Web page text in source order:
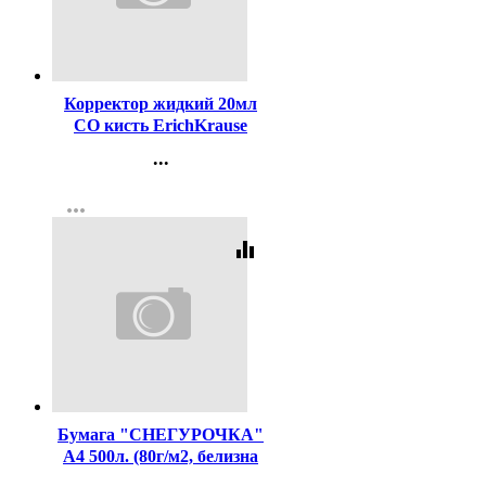
Корректор жидкий 20мл
СО кисть ErichKrause
...
Регистрация
more_horiz
equalizer
Бумага "СНЕГУРОЧКА"
А4 500л. (80г/м2, белизна